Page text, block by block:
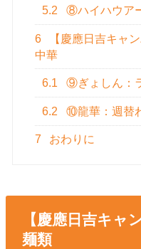
5.2 ⑧ハイハウア
6
【慶應日吉キャ
中華
6.1 ⑨ぎょしん：
6.2 ⑩龍華：週替
7 おわりに
【慶應日吉キャ
麺類